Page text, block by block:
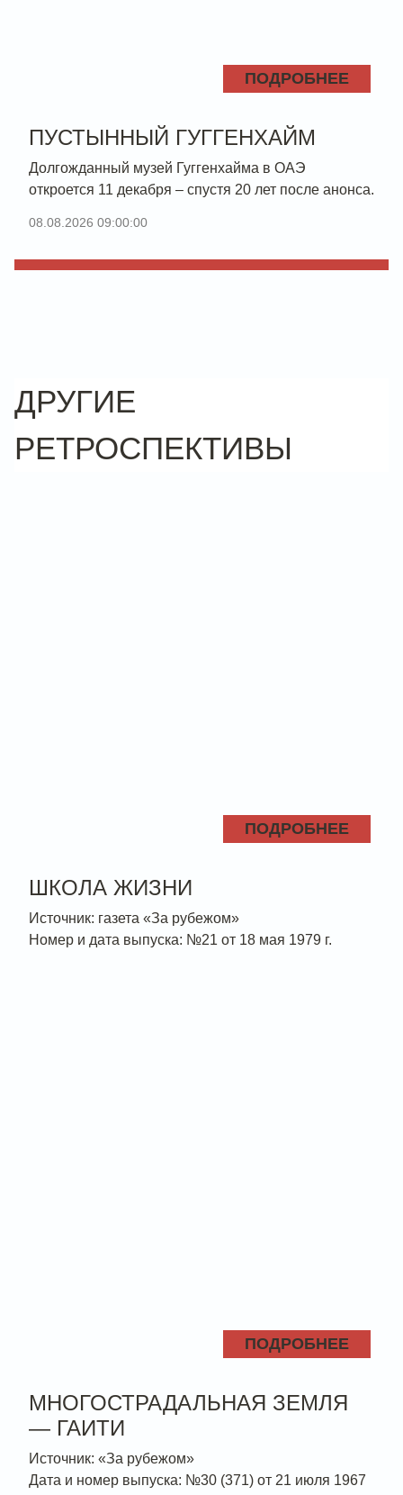
ПОДРОБНЕЕ
ПУСТЫННЫЙ ГУГГЕНХАЙМ
Долгожданный музей Гуггенхайма в ОАЭ
откроется 11 декабря – спустя 20 лет после анонса.
08.08.2026 09:00:00
ДРУГИЕ
РЕТРОСПЕКТИВЫ
ПОДРОБНЕЕ
ШКОЛА ЖИЗНИ
Источник: газета «За рубежом»
Номер и дата выпуска: №21 от 18 мая 1979 г.
ПОДРОБНЕЕ
МНОГОСТРАДАЛЬНАЯ ЗЕМЛЯ
— ГАИТИ
Источник: «За рубежом»
Дата и номер выпуска: №30 (371) от 21 июля 1967